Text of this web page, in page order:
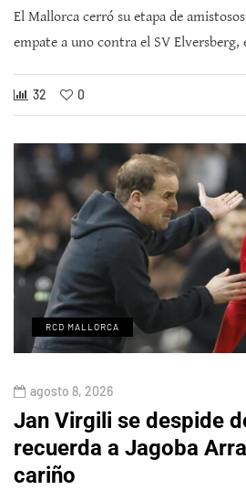
El Mallorca cerró su etapa de
empate a uno contra el SV Elversberg,
32 0
RCD MALLORCA
agosto 8, 2026
Jan Virgili se despide
recuerda a Jagoba
cariño